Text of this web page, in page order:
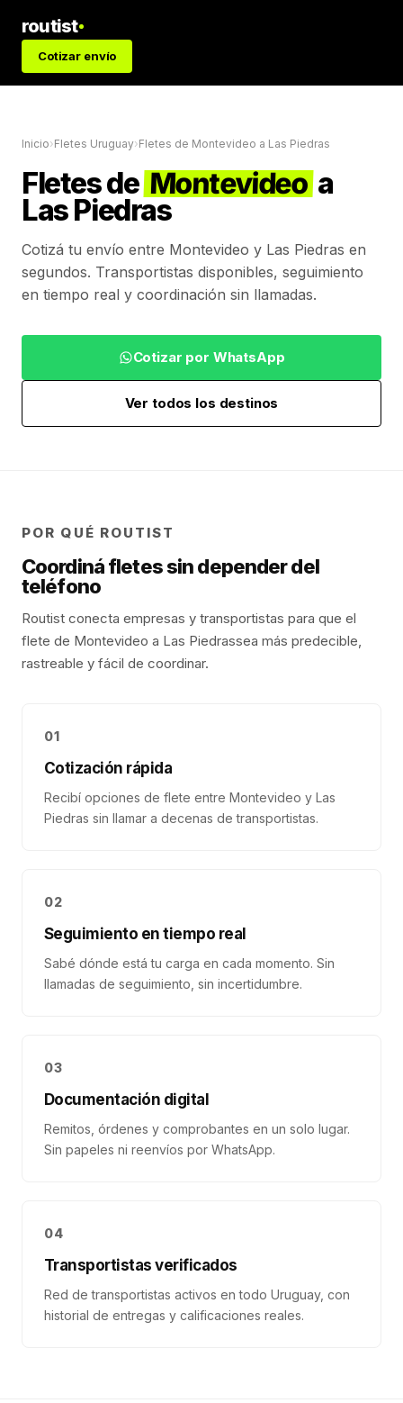
routist
Cotizar envío
Inicio›Fletes Uruguay›Fletes de Montevideo a Las Piedras
Fletes de Montevideo a
Las Piedras
Cotizá tu envío entre Montevideo y Las Piedras en
segundos. Transportistas disponibles, seguimiento
en tiempo real y coordinación sin llamadas.
Cotizar por WhatsApp
Ver todos los destinos
POR QUÉ ROUTIST
Coordiná fletes sin depender del
teléfono
Routist conecta empresas y transportistas para que el
flete de Montevideo a Las Piedrassea más predecible,
rastreable y fácil de coordinar.
01
Cotización rápida
Recibí opciones de flete entre Montevideo y Las
Piedras sin llamar a decenas de transportistas.
02
Seguimiento en tiempo real
Sabé dónde está tu carga en cada momento. Sin
llamadas de seguimiento, sin incertidumbre.
03
Documentación digital
Remitos, órdenes y comprobantes en un solo lugar.
Sin papeles ni reenvíos por WhatsApp.
04
Transportistas verificados
Red de transportistas activos en todo Uruguay, con
historial de entregas y calificaciones reales.